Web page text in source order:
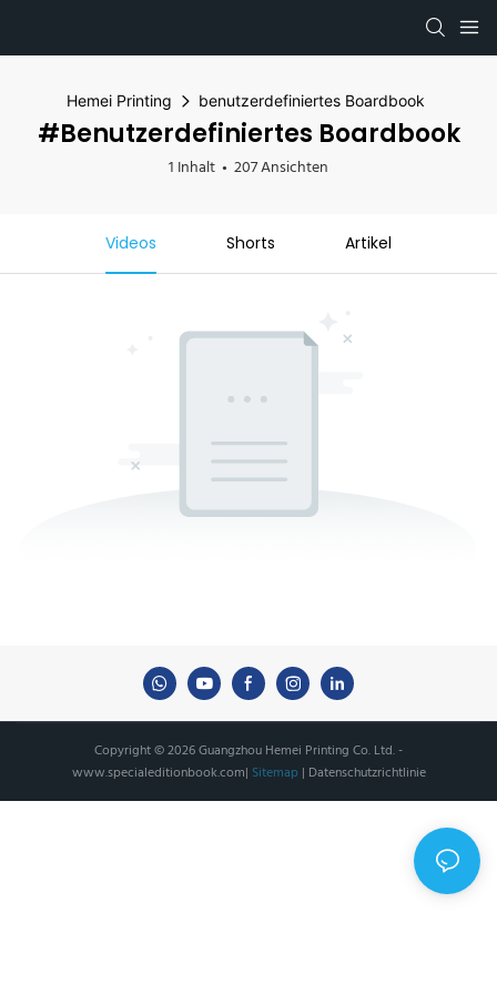
Hemei Printing benutzerdefiniertes Boardbook
#benutzerdefiniertes Boardbook
1 Inhalt 207 Ansichten
Videos Shorts Artikel
Copyright © 2026 Guangzhou Hemei Printing Co. Ltd. -
www.specialeditionbook.com| Sitemap | Datenschutzrichtlinie